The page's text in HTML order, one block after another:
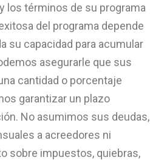
los términos de su programa
del programa depende
su capacidad para acumular
asegurarle que sus
cantidad o porcentaje
garantizar un plazo
No asumimos sus deudas,
a acreedores ni
sobre impuestos, quiebras,